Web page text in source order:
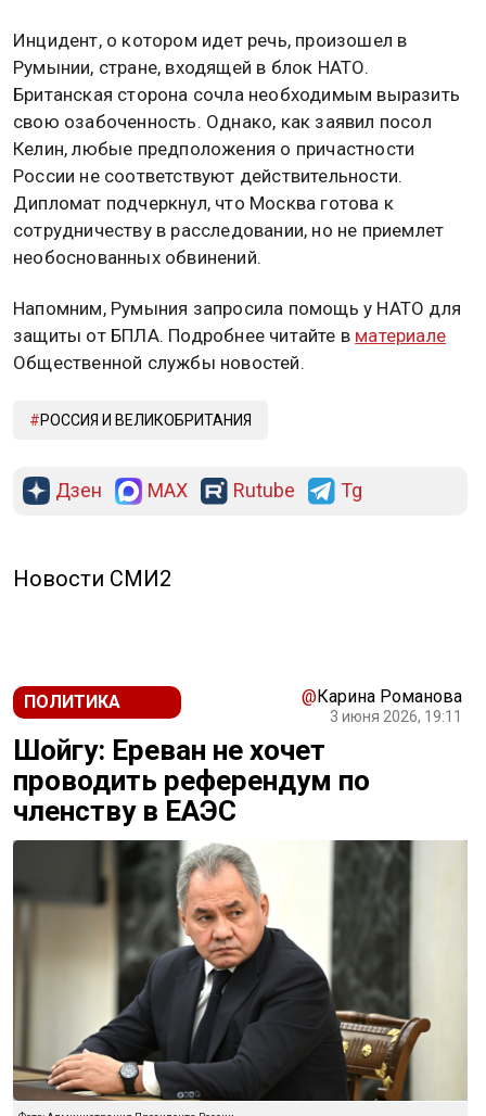
Инцидент, о котором идет речь, произошел в
Румынии, стране, входящей в блок НАТО.
Британская сторона сочла необходимым выразить
свою озабоченность. Однако, как заявил посол
Келин, любые предположения о причастности
России не соответствуют действительности.
Дипломат подчеркнул, что Москва готова к
сотрудничеству в расследовании, но не приемлет
необоснованных обвинений.
Напомним, Румыния запросила помощь у НАТО для
защиты от БПЛА. Подробнее читайте в материале
Общественной службы новостей.
РОССИЯ И ВЕЛИКОБРИТАНИЯ
Дзен MAX Rutube Tg
Новости СМИ2
ПОЛИТИКА @Карина Романова
3 июня 2026, 19:11
Шойгу: Ереван не хочет
проводить референдум по
членству в ЕАЭС